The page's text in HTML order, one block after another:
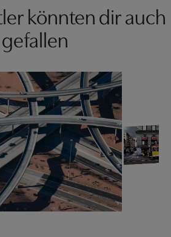
könnten dir auch
gefallen